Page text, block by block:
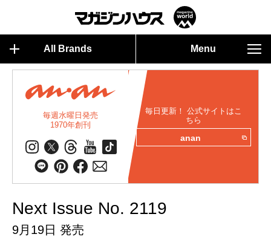
All Brands Menu
毎週水曜日発売
1970年創刊
毎日更新！ 公式サイトはこ
ちら
anan
Next Issue No. 2119
9月19日 発売